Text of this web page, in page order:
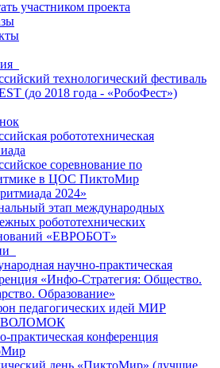
участником проекта
технологический фестиваль
(до 2018 года - «РобоФест»)
робототехническая
соревнование по
в ЦОС ПиктоМир
2024»
этап международных
робототехнических
«ЕВРОБОТ»
научно-практическая
«Инфо-Стратегия: Общество.
Образование»
педагогических идей МИР
практическая конференция